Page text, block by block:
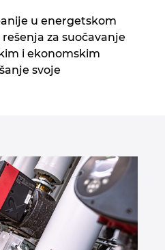
u energetskom
za suočavanje
i ekonomskim
svoje